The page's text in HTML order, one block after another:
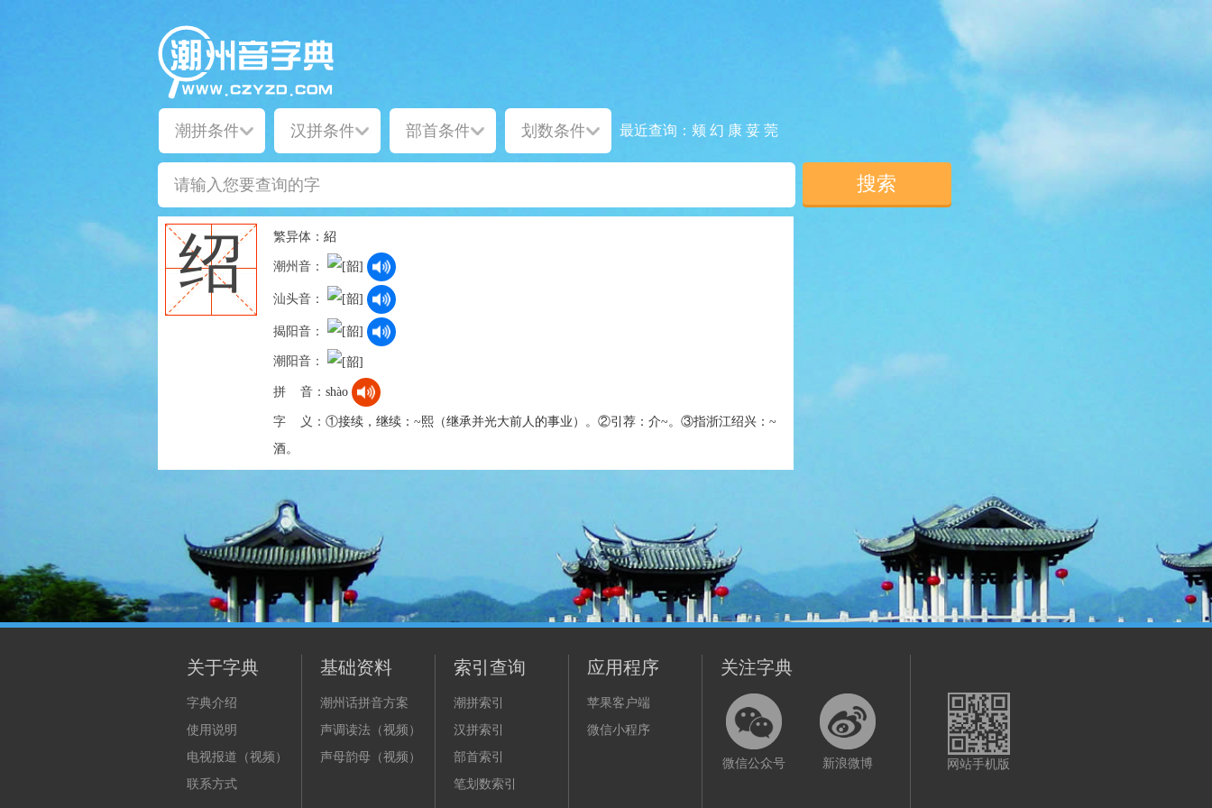
最近查询： 颊 幻 康 荽 莞
绍 繁异体： 紹
潮州音：
汕头音：
揭阳音：
潮阳音：
拼 音： shào
字 义： ①接续，继续：~熙（继承并光大前人的事业）。②引荐：介~。③指浙江绍兴：~
酒。
关于字典
字典介绍
使用说明
电视报道（视频）
联系方式
基础资料
潮州话拼音方案
声调读法（视频）
声母韵母（视频）
索引查询
潮拼索引
汉拼索引
部首索引
笔划数索引
应用程序
苹果客户端
微信小程序
关注字典
微信公众号 新浪微博 网站手机版